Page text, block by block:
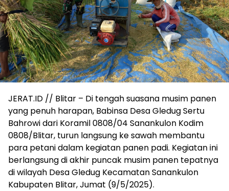
JERAT.ID // Blitar – Di tengah suasana musim panen
yang penuh harapan, Babinsa Desa Gledug Sertu
Bahrowi dari Koramil 0808/04 Sanankulon Kodim
0808/Blitar, turun langsung ke sawah membantu
para petani dalam kegiatan panen padi. Kegiatan ini
berlangsung di akhir puncak musim panen tepatnya
di wilayah Desa Gledug Kecamatan Sanankulon
Kabupaten Blitar, Jumat (9/5/2025).